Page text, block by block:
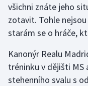
Olympijské hry
Parasport
Plavání
Plážový volejbal
všichni znáte jeho
zotavit. Tohle
starám se o hráče,
Kanonýr Realu
tréninku v dějišti MS
stehenního svalu s